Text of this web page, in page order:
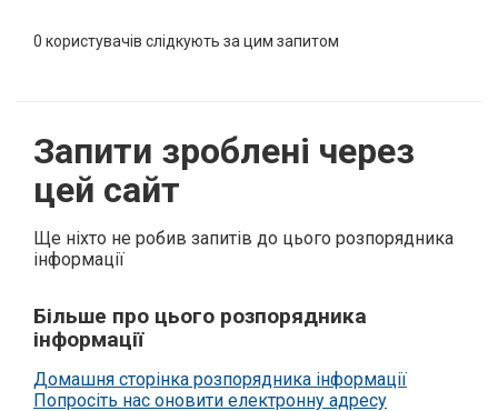
0 користувачів слідкують за цим запитом
Запити зроблені через
цей сайт
Ще ніхто не робив запитів до цього розпорядника
інформації
Більше про цього розпорядника
інформації
Домашня сторінка розпорядника інформації
Попросіть нас оновити електронну адресу